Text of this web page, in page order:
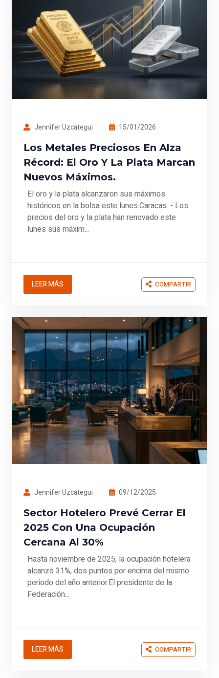
Jennifer Uzcátegui 15/01/2026
Los Metales Preciosos En Alza
Récord: El Oro Y La Plata Marcan
Nuevos Máximos.
El oro y la plata alcanzaron sus máximos
históricos en la bolsa este lunes.Caracas. - Los
precios del oro y la plata han renovado este
lunes sus máxim...
LEER MÁS COMPARTIR
Jennifer Uzcátegui 09/12/2025
Sector Hotelero Prevé Cerrar El
2025 Con Una Ocupación
Cercana Al 30%
Hasta noviembre de 2025, la ocupación hotelera
alcanzó 31%, dos puntos por encima del mismo
periodo del año anterior.El presidente de la
Federación...
LEER MÁS COMPARTIR